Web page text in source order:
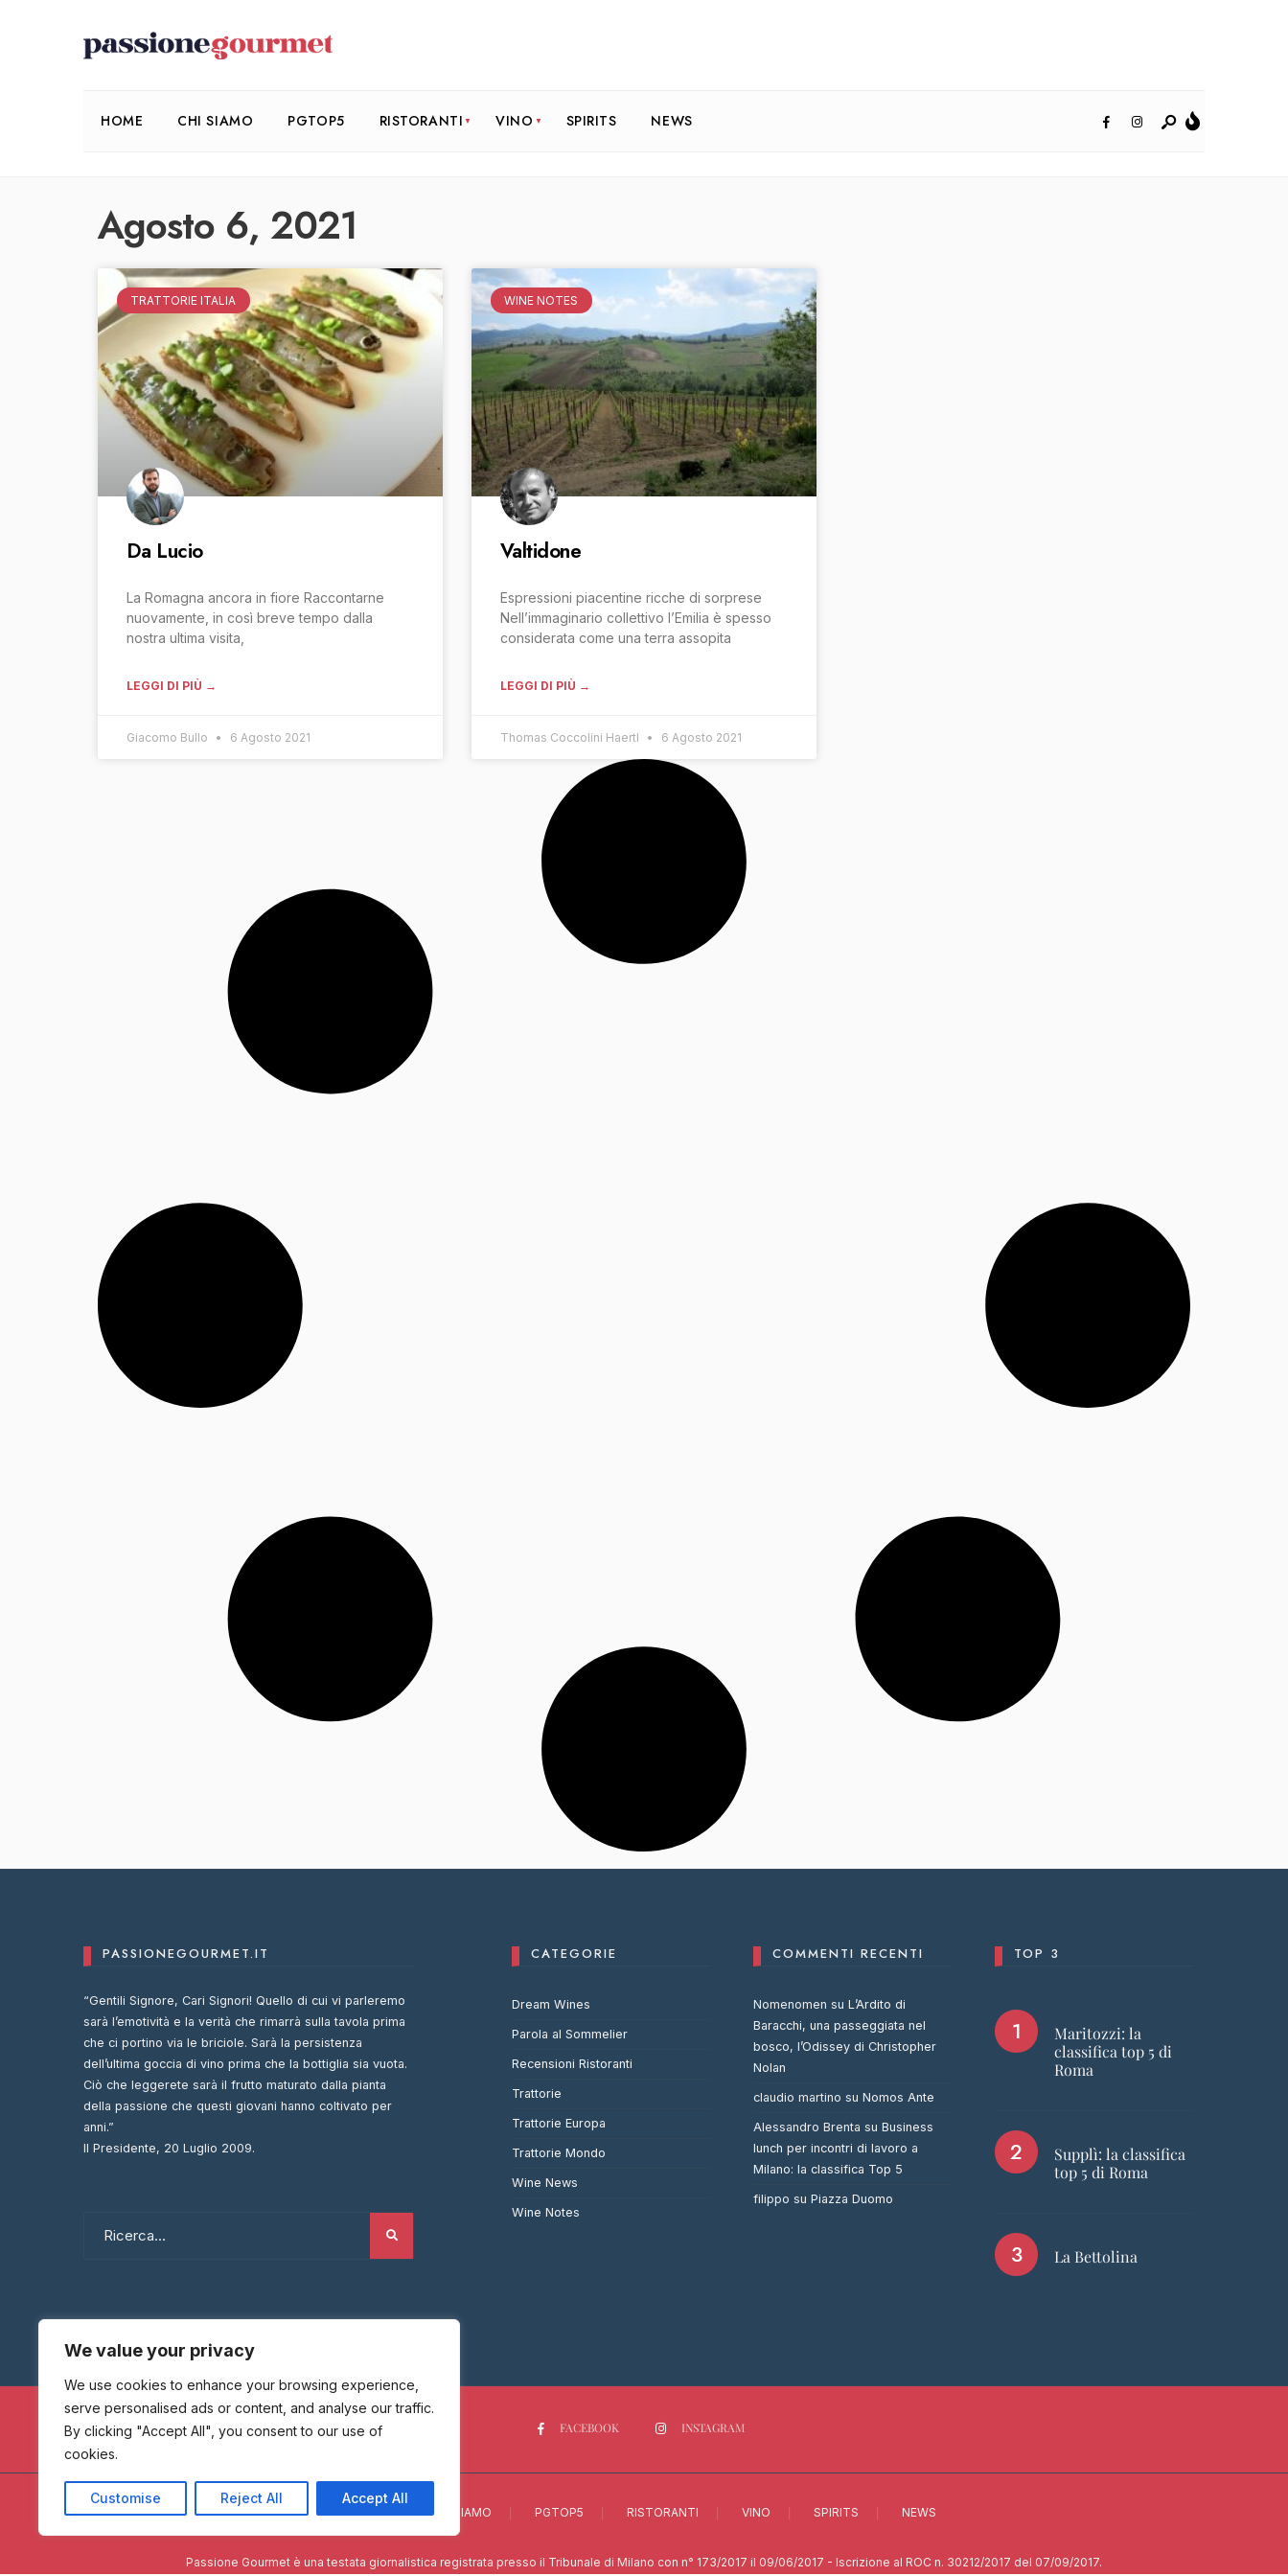
We value your privacy
We use cookies to enhance your browsing experience,
serve personalised ads or content, and analyse our traffic.
By clicking "Accept All", you consent to our use of
cookies.
Customise Reject All Accept All
HOME CHI SIAMO PGTOP5 RISTORANTI VINO SPIRITS NEWS
Agosto 6, 2021
TRATTORIE ITALIA
Da Lucio
La Romagna ancora in fiore Raccontarne
nuovamente, in così breve tempo dalla
nostra ultima visita,
LEGGI DI PIÙ →
Giacomo Bullo 6 Agosto 2021
WINE NOTES
Valtidone
Espressioni piacentine ricche di sorprese
Nell’immaginario collettivo l’Emilia è spesso
considerata come una terra assopita
LEGGI DI PIÙ →
Thomas Coccolini Haertl 6 Agosto 2021
PASSIONEGOURMET.IT
“Gentili Signore, Cari Signori! Quello di cui vi parleremo
sarà l’emotività e la verità che rimarrà sulla tavola prima
che ci portino via le briciole. Sarà la persistenza
dell’ultima goccia di vino prima che la bottiglia sia vuota.
Ciò che leggerete sarà il frutto maturato dalla pianta
della passione che questi giovani hanno coltivato per
anni.”
Il Presidente, 20 Luglio 2009.
CATEGORIE
Dream Wines
Parola al Sommelier
Recensioni Ristoranti
Trattorie
Trattorie Europa
Trattorie Mondo
Wine News
Wine Notes
COMMENTI RECENTI
Nomenomen su L’Ardito di
Baracchi, una passeggiata nel
bosco, l’Odissey di Christopher
Nolan
claudio martino su Nomos Ante
Alessandro Brenta su Business
lunch per incontri di lavoro a
Milano: la classifica Top 5
filippo su Piazza Duomo
TOP 3
Maritozzi: la
classifica top 5 di
Roma
Supplì: la classifica
top 5 di Roma
La Bettolina
FACEBOOK INSTAGRAM
CHI SIAMO PGTOP5 RISTORANTI VINO SPIRITS NEWS
Passione Gourmet è una testata giornalistica registrata presso il Tribunale di Milano con n° 173/2017 il 09/06/2017 - Iscrizione al ROC n. 30212/2017 del 07/09/2017.